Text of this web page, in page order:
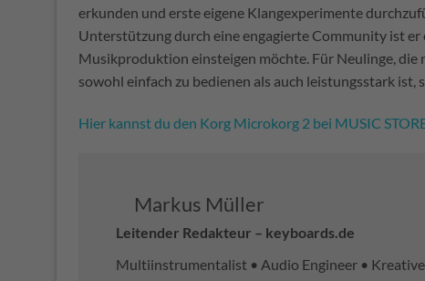
erkunden und erste eigene Klangexperimente
Unterstützung durch eine engagierte Community ist
Musikproduktion einsteigen möchte. Für Neulinge, die
sowohl einfach zu bedienen als auch leistungsstark
Hier kannst du den Korg Microkorg 2 bei MUSIC
Markus Müller
Leitender Redakteur – keyboards.de
Multiinstrumentalist • Audio Engineer •